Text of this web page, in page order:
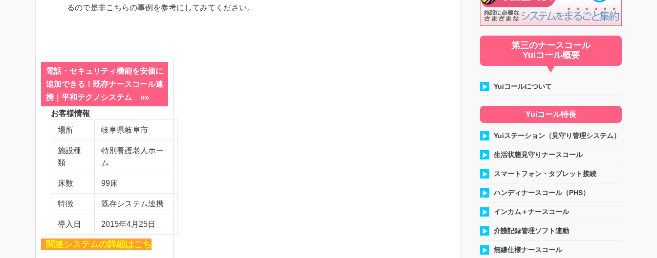
るので是非こちらの事例を参考にしてみてください。
電話・セキュリティ機能を安価に
追加できる！既存ナースコール連
携｜平和テクノシステム
»»
お客様情報
場所
岐阜県岐阜市
施設種
類
特別養護老人ホー
ム
床数 99床
特徴 既存システム連携
導入日 2015年4月25日
関連システムの詳細はこち
第三のナースコール
Yuiコール概要
Yuiコールについて
Yuiコール特長
Yuiステーション（見守り管理システム）
生活状態見守りナースコール
スマートフォン・タブレット接続
ハンディナースコール（PHS）
インカム＋ナースコール
介護記録管理ソフト連動
無線仕様ナースコール